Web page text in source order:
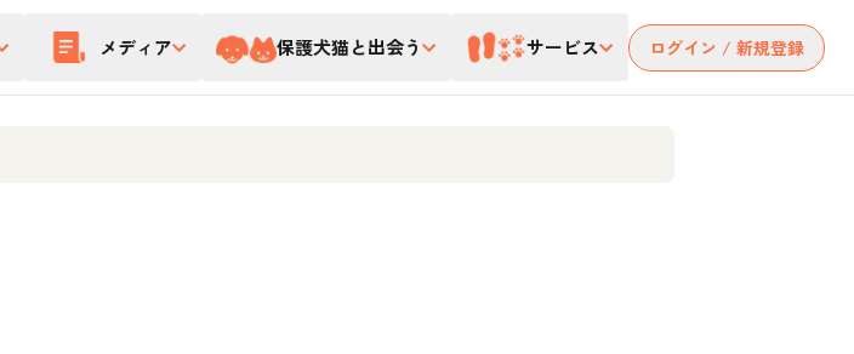
メディア 保護犬猫と出会う サービス ログイン / 新規登録